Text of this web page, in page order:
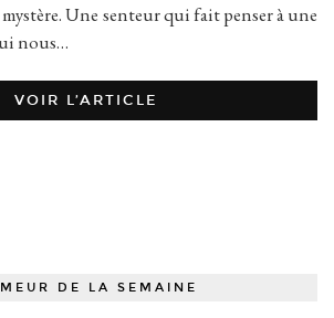
Une senteur qui fait penser à une
nous…
VOIR L’ARTICLE
DE LA SEMAINE